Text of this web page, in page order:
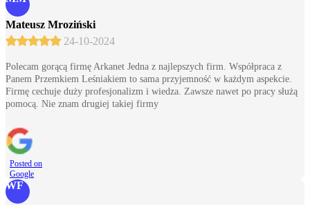
Mateusz Mroziński
24-10-2024
Polecam gorącą firmę Arkanet Jedna z najlepszych firm. Współpraca z
Panem Przemkiem Leśniakiem to sama przyjemność w każdym aspekcie.
Firmę cechuje duży profesjonalizm i wiedza. Zawsze nawet po pracy służą
pomocą. Nie znam drugiej takiej firmy
Posted on
Google
WF